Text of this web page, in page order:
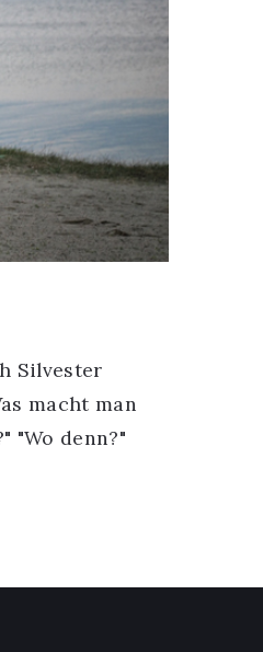
Silvester
macht man
"Wo denn?"